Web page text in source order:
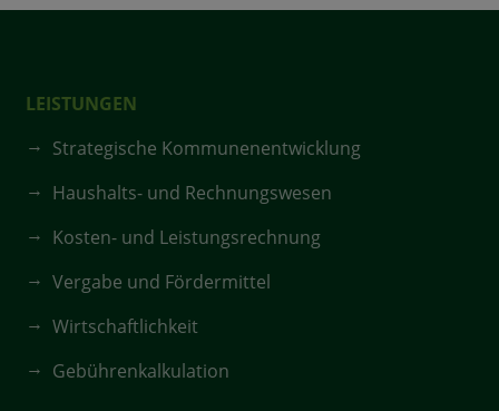
LEISTUNGEN
Strategische Kommunenentwicklung
Haushalts- und Rechnungswesen
Kosten- und Leistungsrechnung
Vergabe und Fördermittel
Wirtschaftlichkeit
Gebührenkalkulation